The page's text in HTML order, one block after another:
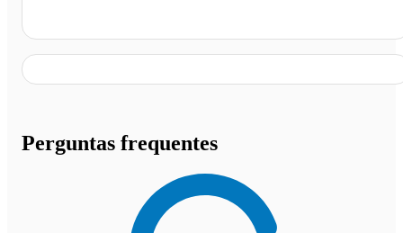
Perguntas frequentes